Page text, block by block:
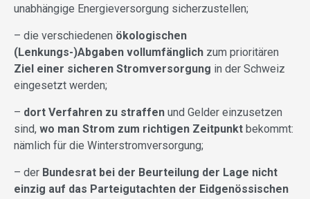
unabhängige Energieversorgung sicherzustellen;
– die verschiedenen ökologischen
(Lenkungs-)Abgaben vollumfänglich zum prioritären
Ziel einer sicheren Stromversorgung in der Schweiz
eingesetzt werden;
– dort Verfahren zu straffen und Gelder einzusetzen
sind, wo man Strom zum richtigen Zeitpunkt bekommt:
nämlich für die Winterstromversorgung;
– der Bundesrat bei der Beurteilung der Lage nicht
einzig auf das Parteigutachten der Eidgenössischen